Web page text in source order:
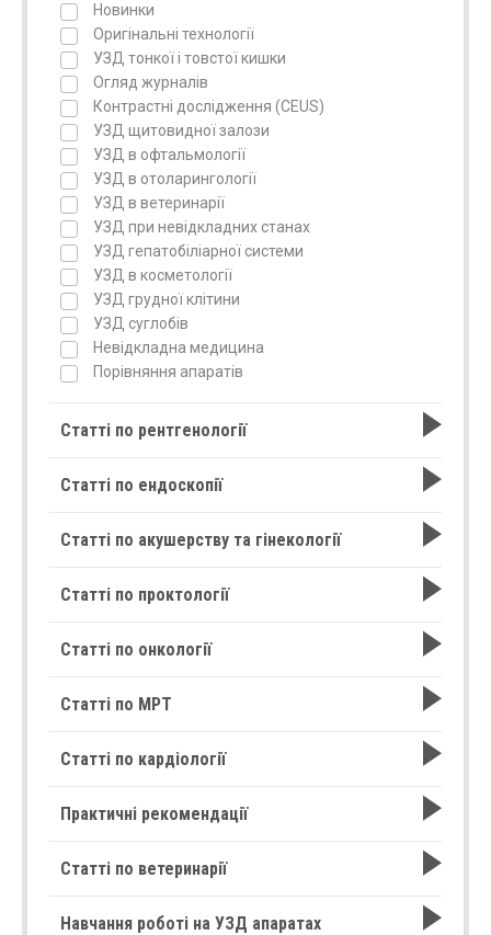
Новинки
Оригінальні технології
УЗД тонкої і товстої кишки
Огляд журналів
Контрастні дослідження (CEUS)
УЗД щитовидної залози
УЗД в офтальмології
УЗД в отоларингології
УЗД в ветеринарії
УЗД при невідкладних станах
УЗД гепатобіліарної системи
УЗД в косметології
УЗД грудної клітини
УЗД суглобів
Невідкладна медицина
Порівняння апаратів
Статті по рентгенології
Статті по ендоскопії
Статті по акушерству та гінекології
Статті по проктології
Статті по онкології
Статті по МРТ
Статті по кардіології
Практичні рекомендації
Статті по ветеринарії
Навчання роботі на УЗД апаратах